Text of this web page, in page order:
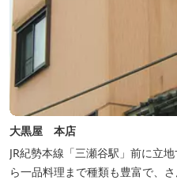
大黒屋 本店
JR紀勢本線「三瀬谷駅」前に立
ら一品料理まで種類も豊富で、